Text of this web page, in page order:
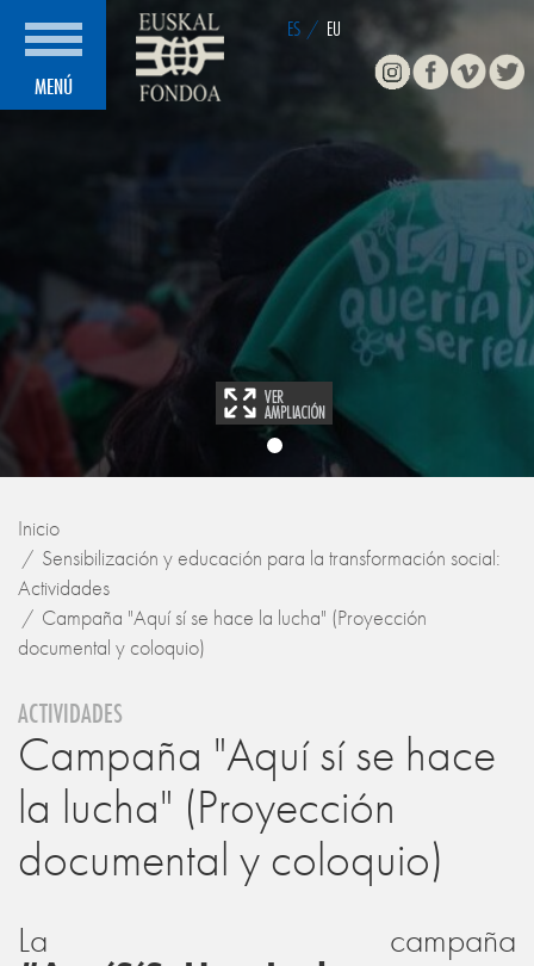
MENÚ
ES / EU
InstagramFacebook
Inicio
Sensibilización y educación para la transformación social:
Actividades
Campaña "Aquí sí se hace la lucha" (Proyección
documental y coloquio)
ACTIVIDADES
Campaña "Aquí sí se hace
la lucha" (Proyección
documental y coloquio)
La campaña